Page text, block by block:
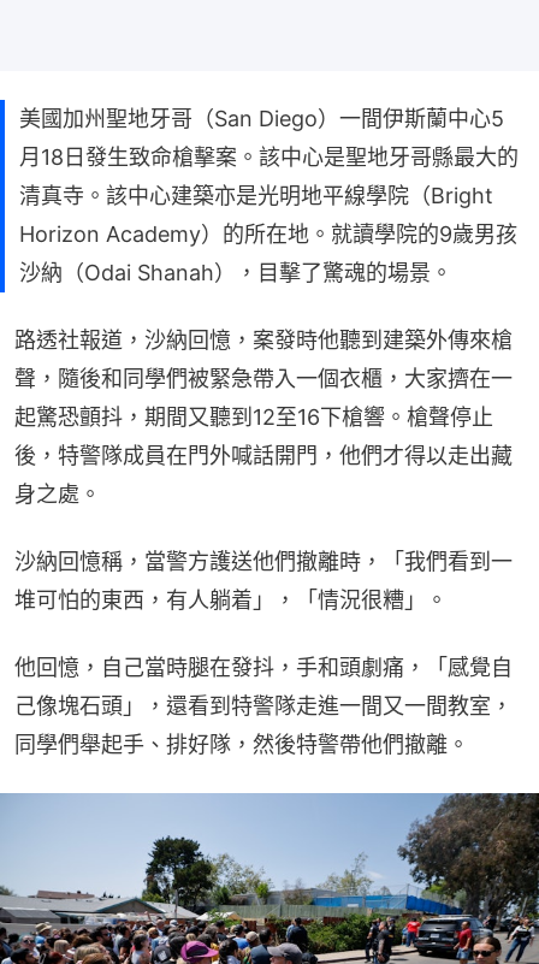
美國加州聖地牙哥（San Diego）一間伊斯蘭中心5
月18日發生致命槍擊案。該中心是聖地牙哥縣最大的
清真寺。該中心建築亦是光明地平線學院（Bright
Horizon Academy）的所在地。就讀學院的9歲男孩
沙納（Odai Shanah），目擊了驚魂的場景。
路透社報道，沙納回憶，案發時他聽到建築外傳來槍
聲，隨後和同學們被緊急帶入一個衣櫃，大家擠在一
起驚恐顫抖，期間又聽到12至16下槍響。槍聲停止
後，特警隊成員在門外喊話開門，他們才得以走出藏
身之處。
沙納回憶稱，當警方護送他們撤離時，「我們看到一
堆可怕的東西，有人躺着」，「情況很糟」。
他回憶，自己當時腿在發抖，手和頭劇痛，「感覺自
己像塊石頭」，還看到特警隊走進一間又一間教室，
同學們舉起手、排好隊，然後特警帶他們撤離。